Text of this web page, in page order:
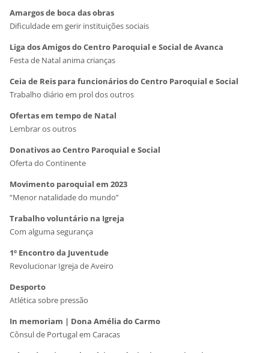
Amargos de boca das obras
Dificuldade em gerir instituições sociais
Liga dos Amigos do Centro Paroquial e Social de Avanca
Festa de Natal anima crianças
Ceia de Reis para funcionários do Centro Paroquial e Social
Trabalho diário em prol dos outros
Ofertas em tempo de Natal
Lembrar os outros
Donativos ao Centro Paroquial e Social
Oferta do Continente
Movimento paroquial em 2023
“Menor natalidade do mundo”
Trabalho voluntário na Igreja
Com alguma segurança
1º Encontro da Juventude
Revolucionar Igreja de Aveiro
Desporto
Atlética sobre pressão
In memoriam | Dona Amélia do Carmo
Cônsul de Portugal em Caracas